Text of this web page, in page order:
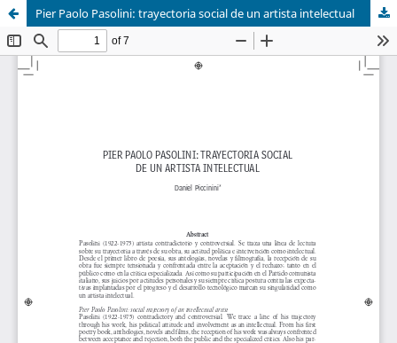
Pier Paolo Pasolini: trayectoria social de un artista intelectual